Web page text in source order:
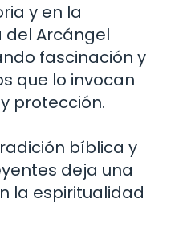
y en la
Arcángel
fascinación y
que lo invocan
protección.
bíblica y
deja una
la espiritualidad